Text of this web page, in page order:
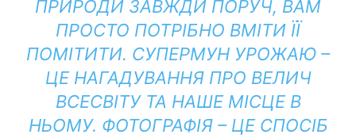
ПРИРОДИ ЗАВЖДИ ПОРУЧ, ВАМ
ПРОСТО ПОТРІБНО ВМІТИ ЇЇ
ПОМІТИТИ. СУПЕРМУН УРОЖАЮ –
ЦЕ НАГАДУВАННЯ ПРО ВЕЛИЧ
ВСЕСВІТУ ТА НАШЕ МІСЦЕ В
НЬОМУ. ФОТОГРАФІЯ – ЦЕ СПОСІБ